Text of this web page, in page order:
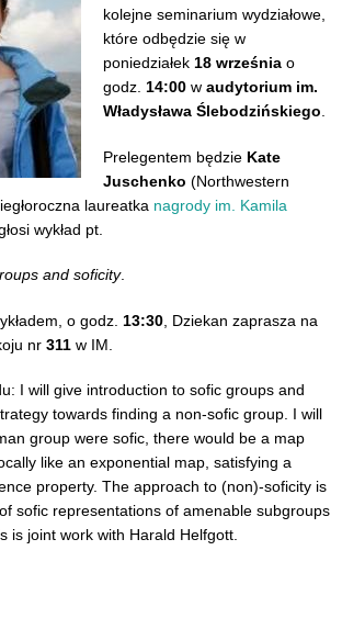
kolejne seminarium wydziałowe,
które odbędzie się w
poniedziałek 18 września o
godz. 14:00 w audytorium im.
Władysława Ślebodzińskiego
Prelegentem będzie Kate
Juschenko (Northwestern
laureatka nagrody im. Kamila
wykład pt.
and soficity.
o godz. 13:30 , Dziekan zaprasza na
nr 311 w IM.
I will give introduction to sofic groups and
towards finding a non-sofic group. I will
group were sofic, there would be a map
like an exponential map, satisfying a
property. The approach to (non)-soficity is
sofic representations of amenable subgroups
is joint work with Harald Helfgott.